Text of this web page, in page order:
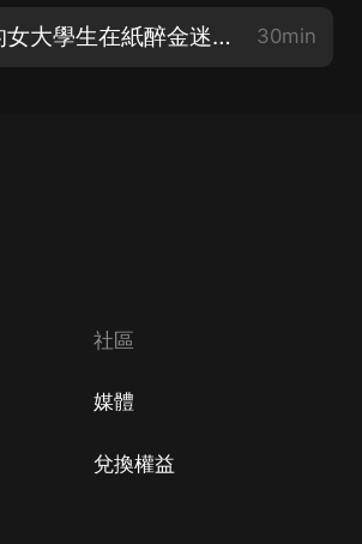
情感：曾經的女大學生在紙醉金迷、燈紅酒綠下的夜場生活 30min
社區
媒體
兌換權益